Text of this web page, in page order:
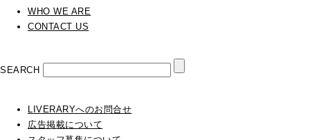
WHO WE ARE
CONTACT US
SEARCH
LIVERARYへのお問合せ
広告掲載について